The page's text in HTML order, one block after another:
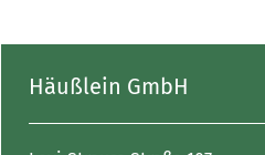
Häußlein GmbH